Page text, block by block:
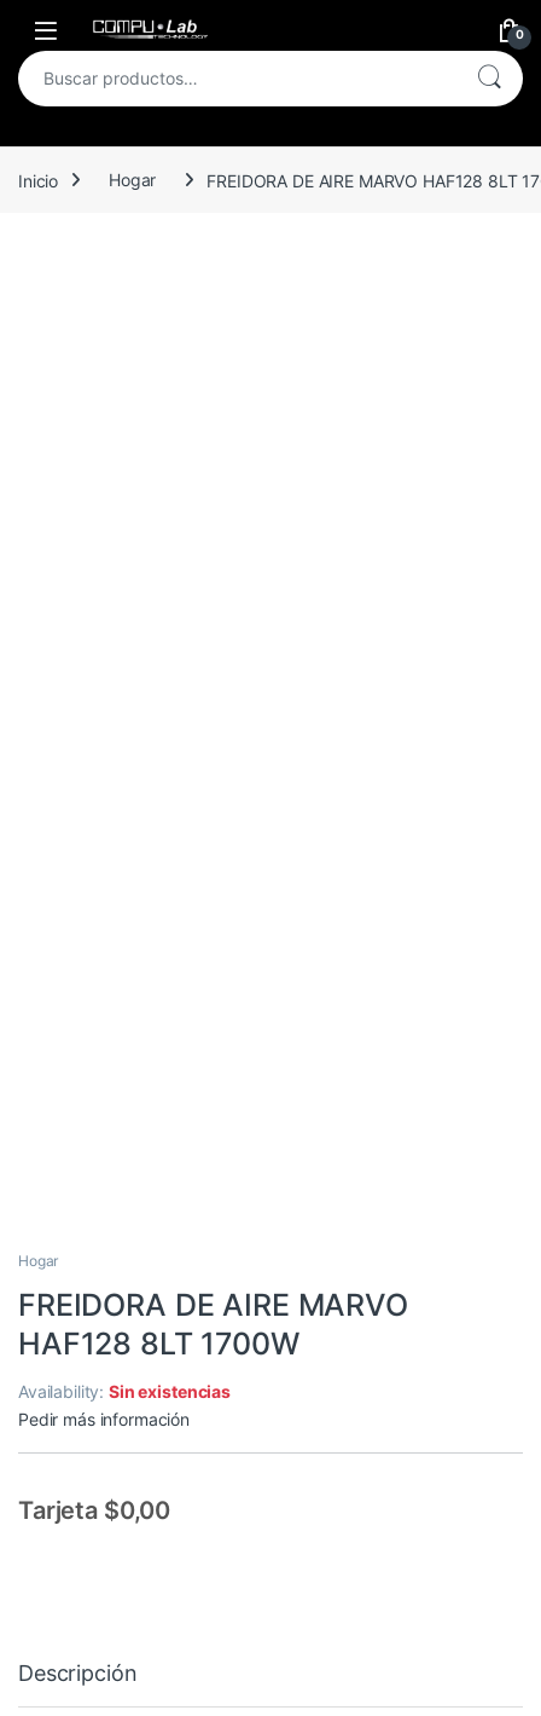
Open 0
Buscar por:
Inicio Hogar FREIDORA DE AIRE MARVO HAF128 8LT
Hogar
FREIDORA DE AIRE MARVO
HAF128 8LT 1700W
Availability:Sin existencias
Pedir más información
Tarjeta $0,00
Descripción